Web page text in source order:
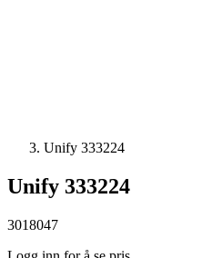
Unify 333224
Unify 333224
3018047